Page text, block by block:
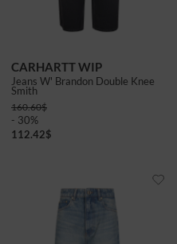
CARHARTT WIP
Jeans W' Brandon Double Knee
Smith
160.60$
- 30%
112.42$